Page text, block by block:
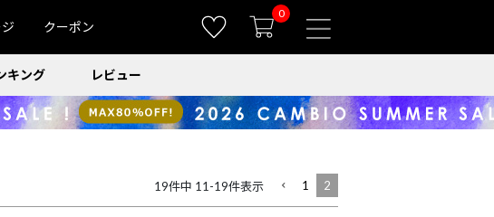
クーポン
0
キング レビュー
19件中 11 -19件表示 1 2